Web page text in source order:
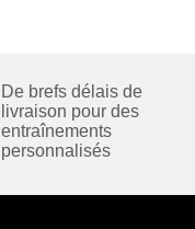
De brefs délais de
livraison pour des
entraînements
personnalisés